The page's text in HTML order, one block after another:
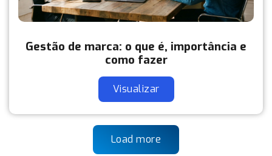
Gestão de marca: o que é, importância e
como fazer
Visualizar
Load more